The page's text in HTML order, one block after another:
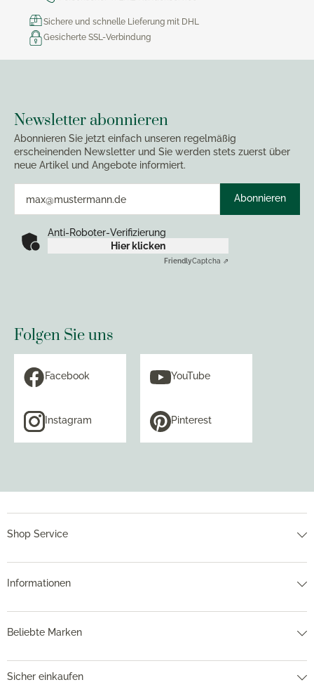
Sichere und schnelle Lieferung mit DHL
Gesicherte SSL-Verbindung
Newsletter abonnieren
Abonnieren Sie jetzt einfach unseren regelmäßig
erscheinenden Newsletter und Sie werden stets zuerst über
neue Artikel und Angebote informiert.
Abonnieren
Anti-Roboter-Verifizierung
Hier klicken
FriendlyCaptcha ⇗
Folgen Sie uns
Facebook YouTube
Instagram Pinterest
Shop Service
Informationen
Beliebte Marken
Sicher einkaufen